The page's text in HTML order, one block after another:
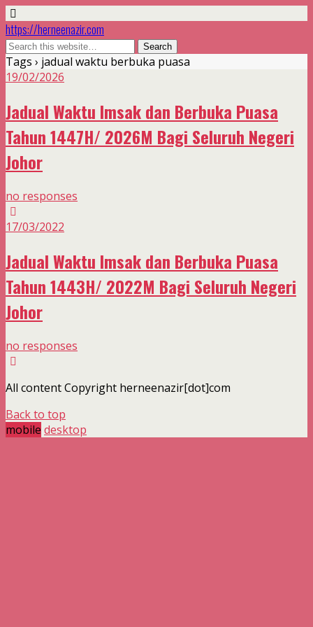
https://herneenazir.com
Tags › jadual waktu berbuka puasa
19/02/2026
Jadual Waktu Imsak dan Berbuka Puasa
Tahun 1447H/ 2026M Bagi Seluruh Negeri
Johor
no responses
17/03/2022
Jadual Waktu Imsak dan Berbuka Puasa
Tahun 1443H/ 2022M Bagi Seluruh Negeri
Johor
no responses
All content Copyright herneenazir[dot]com
Back to top
mobile desktop